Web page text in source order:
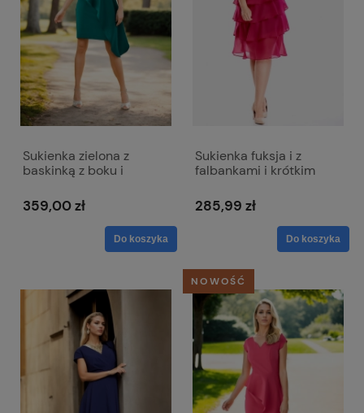
Sukienka zielona z
baskinką z boku i
Victoria
359,00 zł
Do koszyka
Sukienka fuksja i z
falbankami i krótkim
285,99 zł
Do koszyka
NOWOŚĆ